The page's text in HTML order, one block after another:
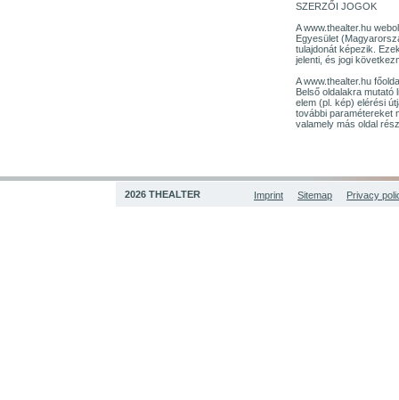
SZERZŐI JOGOK
A www.thealter.hu
Egyesület
tulajdonát képezik.
jelenti, és jogi
A www.thealter.hu
Belső oldalakra mutató
elem (pl. kép) elérési
további paramétereket
valamely más oldal
2026 THEALTER Imprint Sitemap Privacy